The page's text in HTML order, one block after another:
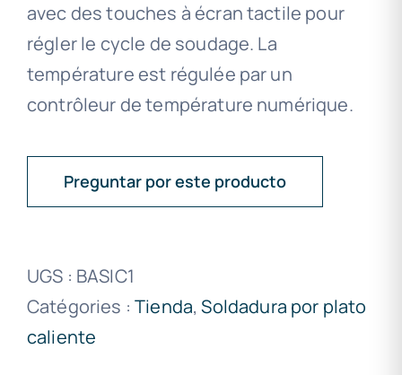
avec des touches à écran tactile pour
régler le cycle de soudage. La
température est régulée par un
contrôleur de température numérique.
Preguntar por este producto
UGS : BASIC1
Catégories :Tienda,Soldadura por plato
caliente